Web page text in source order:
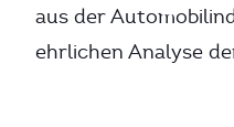
aus der
ehrlichen Analyse